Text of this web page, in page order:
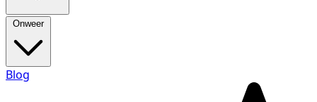
Onweer
Blog